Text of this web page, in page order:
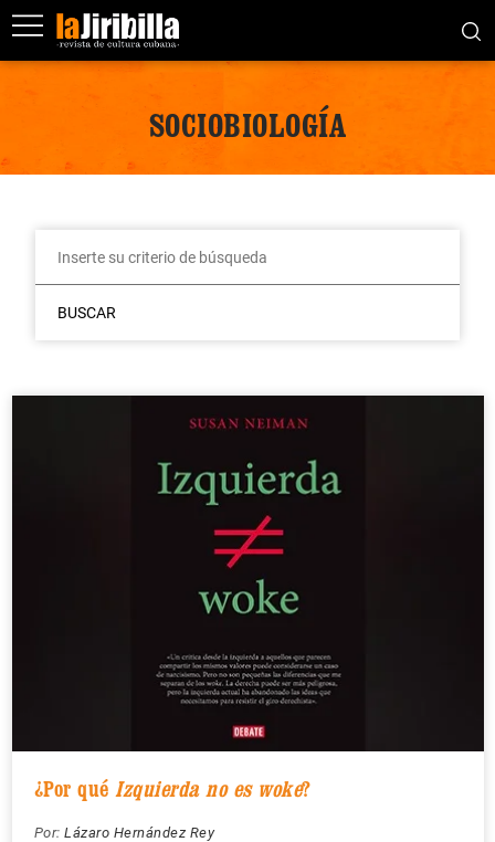
SOCIOBIOLOGÍA
BUSCAR
¿Por qué Izquierda no es woke?
Por: Lázaro Hernández Rey